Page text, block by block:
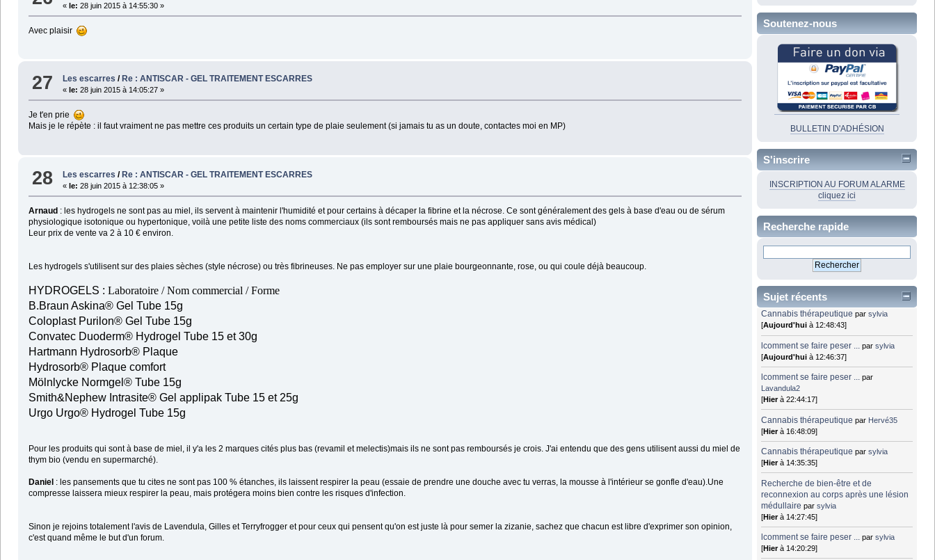
«le: 28 juin 2015 à 14:55:30 »
Avec plaisir
27 Les escarres / Re : ANTISCAR - GEL TRAITEMENT ESCARRES
« le: 28 juin 2015 à 14:05:27 »
Je t'en prie
Mais je le répète : il faut vraiment ne pas mettre ces produits un certain type de plaie seulement (si jamais tu as un doute, contactes moi en MP)
28 Les escarres /Re : ANTISCAR - GEL TRAITEMENT ESCARRES
«le: 28 juin 2015 à 12:38:05 »
Arnaud : les hydrogels ne sont pas au miel, ils servent à maintenir l'humidité et pour certains à décaper la fibrine et la nécrose. Ce sont généralement des gels à base d'eau ou de sérum
physiologique isotonique ou hypertonique, voilà une petite liste des noms commerciaux (ils sont remboursés mais ne pas appliquer sans avis médical)
Leur prix de vente va 2 à 10 € environ.
Les hydrogels s'utilisent sur des plaies sèches (style nécrose) ou très fibrineuses. Ne pas employer sur une plaie bourgeonnante, rose, ou qui coule déjà beaucoup.
HYDROGELS : Laboratoire / Nom commercial / Forme
B.Braun Askina® Gel Tube 15g
Coloplast Purilon® Gel Tube 15g
Convatec Duoderm® Hydrogel Tube 15 et 30g
Hartmann Hydrosorb® Plaque
Hydrosorb® Plaque comfort
Mölnlycke Normgel® Tube 15g
Smith&Nephew Intrasite® Gel applipak Tube 15 et 25g
Urgo Urgo® Hydrogel Tube 15g
Pour les produits qui sont à base de miel, il y'a les 2 marques cités plus bas (revamil et melectis)mais ils ne sont pas remboursés je crois. J'ai entendu que des gens utilisent aussi du miel de
thym bio (vendu en supermarché).
Daniel : les pansements que tu cites ne sont pas 100 % étanches, ils laissent respirer la peau (essaie de prendre une douche avec tu verras, la mousse à l'intérieur se gonfle d'eau).Une
compresse laissera mieux respirer la peau, mais protégera moins bien contre les risques d'infection.
Sinon je rejoins totalement l'avis de Lavendula, Gilles et Terryfrogger et pour ceux qui pensent qu'on est juste là pour semer la zizanie, sachez que chacun est libre d'exprimer son opinion,
c'est quand même le but d'un forum.
Soutenez-nous
BULLETIN D'ADHÉSION
S'inscrire
INSCRIPTION AU FORUM ALARME
cliquez ici
Recherche rapide
Sujet récents
Cannabis thérapeutique parsylvia
[Aujourd'hui à 12:48:43]
lcomment se faire peser ... parsylvia
[Aujourd'hui à 12:46:37]
lcomment se faire peser ... par
Lavandula2
[Hierà 22:44:17]
Cannabis thérapeutique par Hervé35
[Hierà 16:48:09]
Cannabis thérapeutique parsylvia
[Hierà 14:35:35]
Recherche de bien-être et de
reconnexion au corps après une lésion
médullaire parsylvia
[Hierà 14:27:45]
lcomment se faire peser ... parsylvia
[Hierà 14:20:29]